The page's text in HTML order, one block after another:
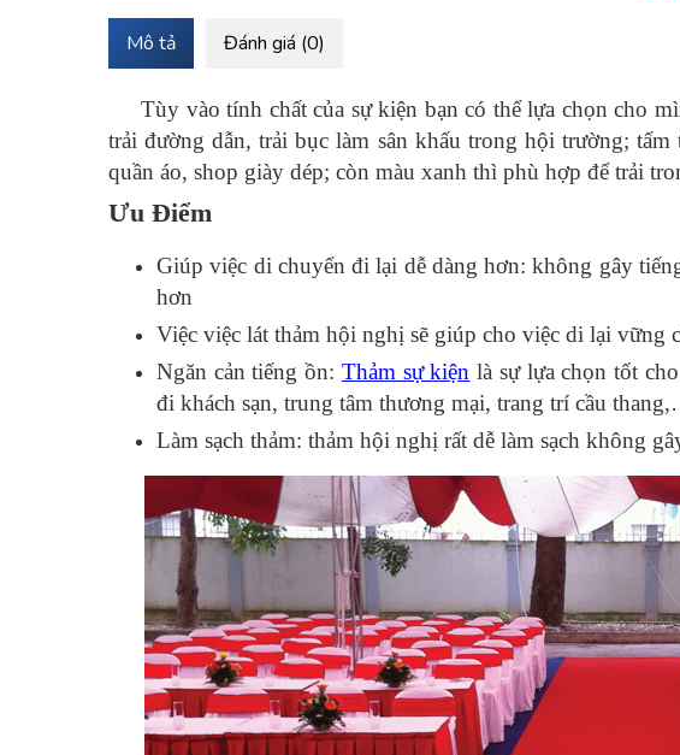
Mô tả Đánh giá (0)
Tùy vào tính chất của sự kiện bạn có thể lựa chọn cho
trải đường dẫn, trải bục làm sân khấu trong hội trường;
quần áo, shop giày dép; còn màu xanh thì phù hợp để trải
Ưu Điểm
Giúp việc di chuyển đi lại dễ dàng hơn: không gây
hơn
Việc việc lát thảm hội nghị sẽ giúp cho việc di lại vững
Ngăn cản tiếng ồn: Thảm sự kiện là sự lựa chọn tốt
đi khách sạn, trung tâm thương mại, trang trí cầu
Làm sạch thảm: thảm hội nghị rất dễ làm sạch không